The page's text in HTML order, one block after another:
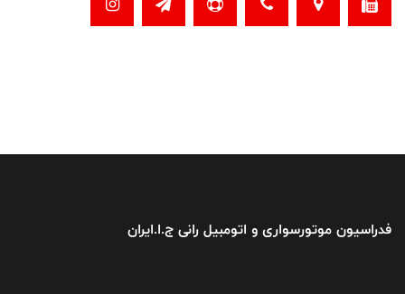
فدراسیون موتورسواری و اتومبیل رانی ج.ا.ایران